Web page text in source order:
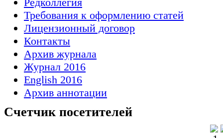
Требования к оформлению статей
Лицензионный договор
Контакты
Архив журнала
Журнал 2016
English 2016
Архив аннотации
Счетчик посетителей